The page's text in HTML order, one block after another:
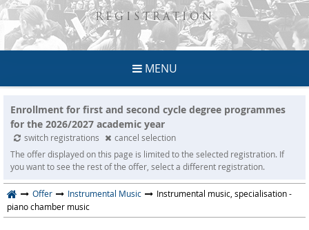
REGISTRATION
MENU
Enrollment for first and second cycle degree programmes
for the 2026/2027 academic year
switch registrations
cancel selection
The offer displayed on this page is limited to the selected registration. If
you want to see the rest of the offer, select a different registration.
Offer Instrumental Music
Instrumental music, specialisation -
piano chamber music